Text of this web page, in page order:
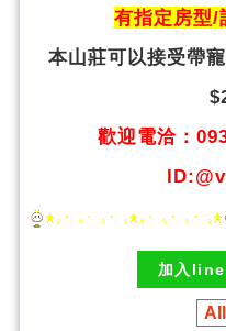
有指定房型/
本山莊可以接受帶寵
歡迎電洽：
加入line